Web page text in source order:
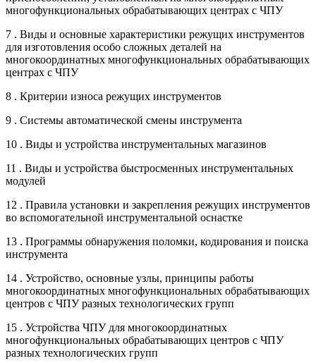
многофункциональных обрабатывающих центрах с ЧПУ
7 . Виды и основные характеристики режущих инструментов
для изготовления особо сложных деталей на
многокоординатных многофункциональных обрабатывающих
центрах с ЧПУ
8 . Критерии износа режущих инструментов
9 . Системы автоматической смены инструмента
10 . Виды и устройства инструментальных магазинов
11 . Виды и устройства быстросменных инструментальных
модулей
12 . Правила установки и закрепления режущих инструментов
во вспомогательной инструментальной оснастке
13 . Программы обнаружения поломки, кодирования и поиска
инструмента
14 . Устройство, основные узлы, принципы работы
многокоординатных многофункциональных обрабатывающих
центров с ЧПУ разных технологических групп
15 . Устройства ЧПУ для многокоординатных
многофункциональных обрабатывающих центров с ЧПУ
разных технологических групп